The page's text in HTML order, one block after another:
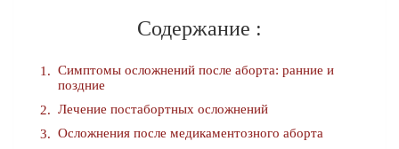
Содержание :
Симптомы осложнений после аборта: ранние и
поздние
Лечение постабортных осложнений
Осложнения после медикаментозного аборта